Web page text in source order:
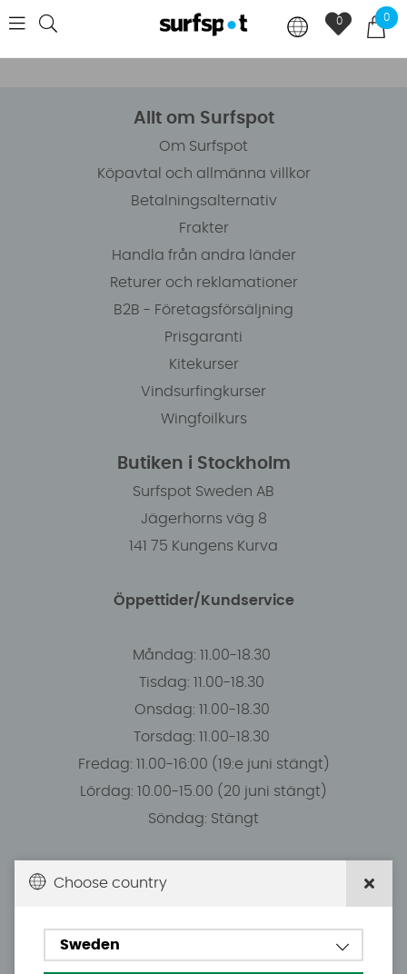
0
0
Allt om Surfspot
Om Surfspot
Köpavtal och allmänna villkor
Betalningsalternativ
Frakter
Handla från andra länder
Returer och reklamationer
B2B - Företagsförsäljning
Prisgaranti
Kitekurser
Vindsurfingkurser
Wingfoilkurs
Butiken i Stockholm
Surfspot Sweden AB
Jägerhorns väg 8
141 75 Kungens Kurva
Öppettider/Kundservice
Måndag: 11.00-18.30
Tisdag: 11.00-18.30
Onsdag: 11.00-18.30
Torsdag: 11.00-18.30
Fredag: 11.00-16:00 (19:e juni stängt)
Lördag: 10.00-15.00 (20 juni stängt)
Söndag: Stängt
Du kan hämta ordrar efter överenskommelse från
Choose country
Sweden